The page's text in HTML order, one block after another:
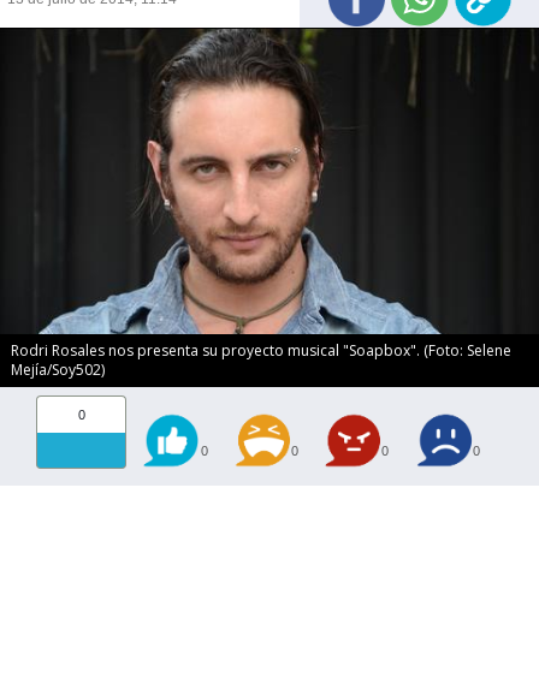
Rodri Rosales nos presenta su proyecto musical "Soapbox". (Foto: Selene
Mejía/Soy502)
0
0 0 0 0